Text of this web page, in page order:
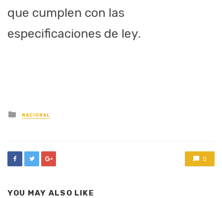
que cumplen con las
especificaciones de ley.
Posted
in
NACIONAL
0
YOU MAY ALSO LIKE